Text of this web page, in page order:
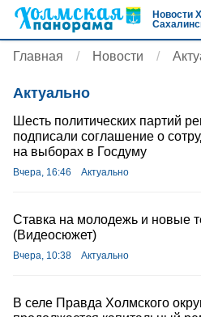
Новости
Главная Новости
Актуально
Шесть политических партий
подписали соглашение о
на выборах в Госдуму
Вчера, 16:46 Актуально
Ставка на молодежь и новые
(Видеосюжет)
Вчера, 10:38 Актуально
В селе Правда Холмского